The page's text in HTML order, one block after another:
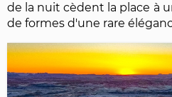
de la nuit cèdent la place à
de formes d'une rare